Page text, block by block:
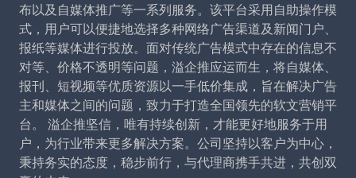
布以及自媒体推广等一系列服务。该平台采用自助操作模
式，用户可以便捷地选择多种网络广告渠道及新闻门户、
报纸等媒体进行投放。面对传统广告模式中存在的信息不
对等、价格不透明等问题，溢企推应运而生，将自媒体、
报刊、短视频等优质资源以一手低价集成，旨在解决广告
主和媒体之间的问题，致力于打造全国领先的软文营销平
台。 溢企推坚信，唯有持续创新，才能更好地服务于用
户，为行业带来更多解决方案。公司坚持以客户为中心，
秉持务实的态度，稳步前行，与代理商携手共进，共创双